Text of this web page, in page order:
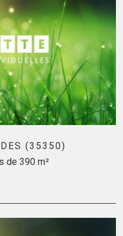
(35350)
de 390 m²